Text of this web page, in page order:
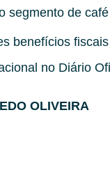
de
benefícios
no Diário
OLIVEIRA